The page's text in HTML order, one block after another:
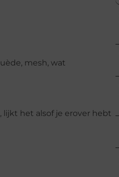
mesh, wat
lijkt het alsof je erover hebt